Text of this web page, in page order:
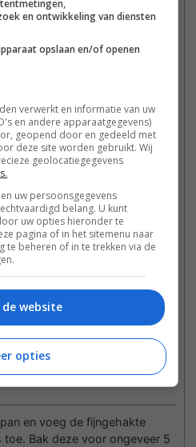
mac kroket
fijngehakt
paneermeel kruiden
en voeg de fijngehakte
Bak deze voor ongeveer 5
en ontwikkeling van diensten
opslaan en/of openen
verwerkt en informatie van uw
en andere apparaatgegevens)
geopend door en gedeeld met
deze site worden gebruikt. Wij
geolocatiegegevens
uw persoonsgegevens
belang. U kunt
uw opties hieronder te
pagina of in het sitemenu naar
te beheren of in te trekken via de
website
opties